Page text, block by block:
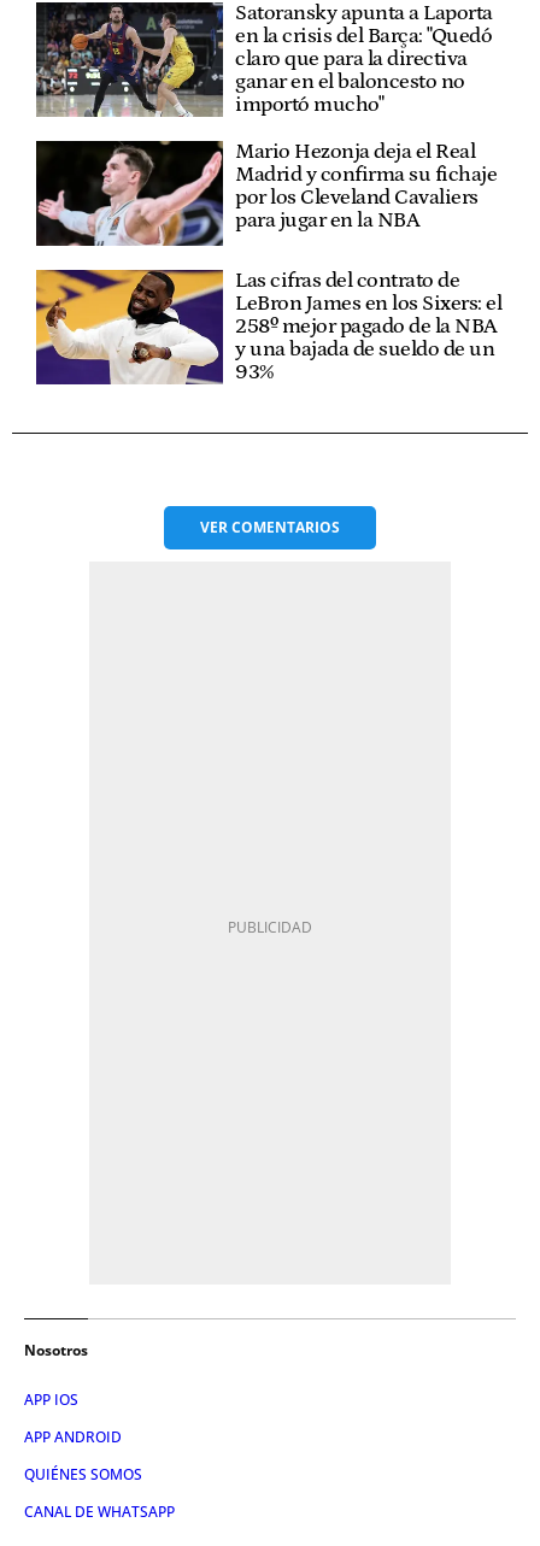
Satoransky apunta a Laporta
en la crisis del Barça: "Quedó
claro que para la directiva
ganar en el baloncesto no
importó mucho"
Mario Hezonja deja el Real
Madrid y confirma su fichaje
por los Cleveland Cavaliers
para jugar en la NBA
Las cifras del contrato de
LeBron James en los Sixers: el
258º mejor pagado de la NBA
y una bajada de sueldo de un
93%
VERCOMENTARIOS
Nosotros
APP IOS
APP ANDROID
QUIÉNES SOMOS
CANAL DE WHATSAPP